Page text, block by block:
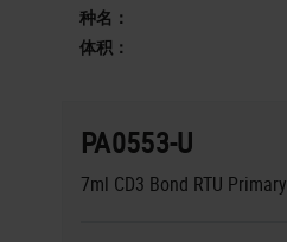
种名：
体积：
PA0553-U
7ml CD3 Bond RTU Primary